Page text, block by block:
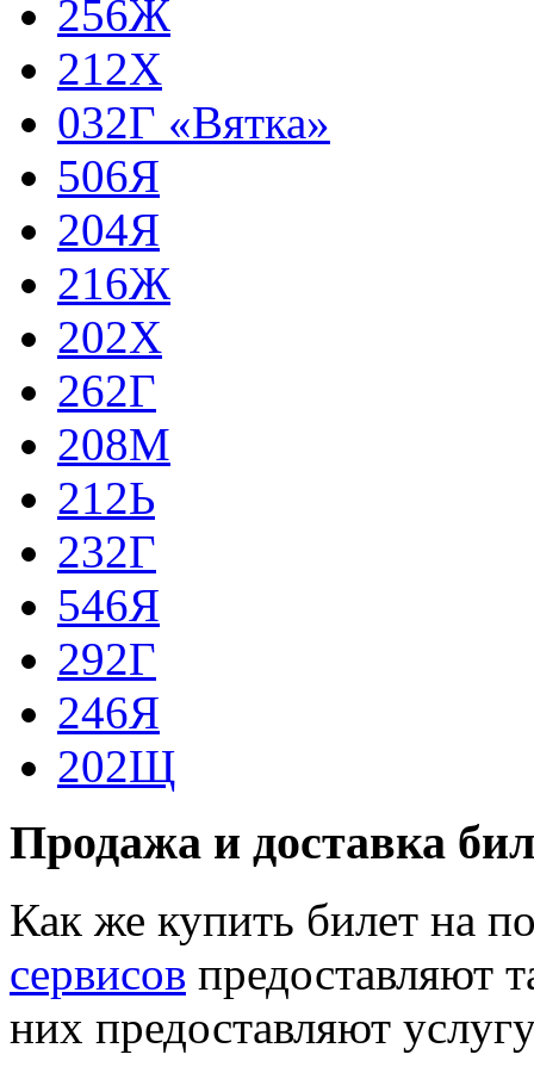
256Ж
212Х
032Г «Вятка»
506Я
204Я
216Ж
202Х
262Г
208М
212Ь
232Г
546Я
292Г
246Я
202Щ
Продажа и доставка
Как же купить билет на
сервисов предоставляют
них предоставляют